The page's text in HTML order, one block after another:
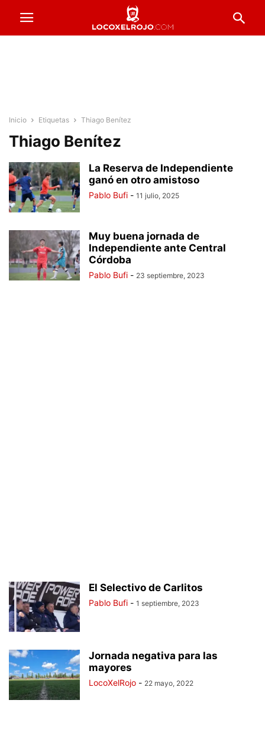
Inicio Etiquetas Thiago Benítez
Thiago Benítez
La Reserva de Independiente
ganó en otro amistoso
Pablo Bufi - 11 julio, 2025
Muy buena jornada de
Independiente ante Central
Córdoba
Pablo Bufi - 23 septiembre, 2023
El Selectivo de Carlitos
Pablo Bufi - 1 septiembre, 2023
Jornada negativa para las
mayores
LocoXelRojo - 22 mayo, 2022